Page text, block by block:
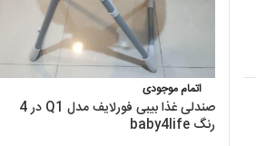
اتمام موجودی
صندلی غذا بیبی فورلایف مدل Q1 در 4
رنگ baby4life